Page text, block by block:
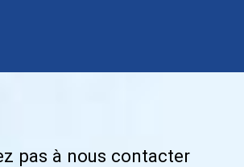
pas à nous contacter